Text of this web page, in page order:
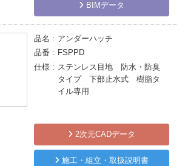
BIMデータ
品名
アンダーハッチ
品番
FSPPD
仕様
ステンレス目地 防水・防臭
タイプ 下部止水式 樹脂タ
イル専用
2次元CADデータ
施工・組立・取扱説明書